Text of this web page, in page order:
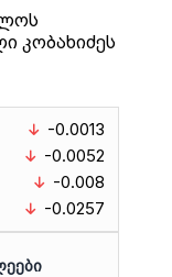
კობახიძეს
-0.0013
-0.0052
-0.008
-0.0257